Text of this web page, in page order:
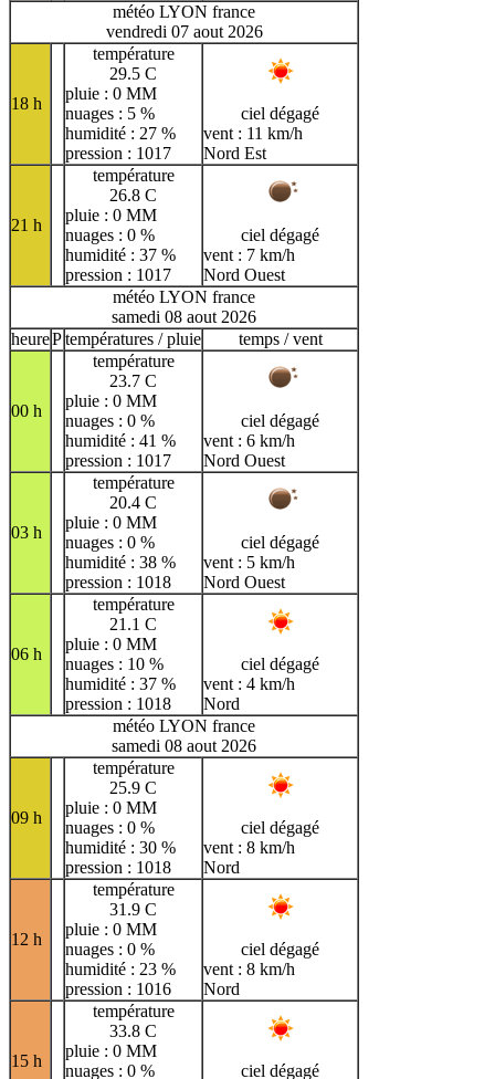
météo LYON france
vendredi 07 aout 2026
18 h
température
29.5 C
pluie : 0 MM
nuages : 5 %
humidité : 27 %
pression : 1017
ciel dégagé
vent : 11 km/h
Nord Est
21 h
température
26.8 C
pluie : 0 MM
nuages : 0 %
humidité : 37 %
pression : 1017
ciel dégagé
vent : 7 km/h
Nord Ouest
météo LYON france
samedi 08 aout 2026
heurePtempératures / pluie temps / vent
00 h
température
23.7 C
pluie : 0 MM
nuages : 0 %
humidité : 41 %
pression : 1017
ciel dégagé
vent : 6 km/h
Nord Ouest
03 h
température
20.4 C
pluie : 0 MM
nuages : 0 %
humidité : 38 %
pression : 1018
ciel dégagé
vent : 5 km/h
Nord Ouest
06 h
température
21.1 C
pluie : 0 MM
nuages : 10 %
humidité : 37 %
pression : 1018
ciel dégagé
vent : 4 km/h
Nord
météo LYON france
samedi 08 aout 2026
09 h
température
25.9 C
pluie : 0 MM
nuages : 0 %
humidité : 30 %
pression : 1018
ciel dégagé
vent : 8 km/h
Nord
12 h
température
31.9 C
pluie : 0 MM
nuages : 0 %
humidité : 23 %
pression : 1016
ciel dégagé
vent : 8 km/h
Nord
15 h
température
33.8 C
pluie : 0 MM
nuages : 0 %
ciel dégagé